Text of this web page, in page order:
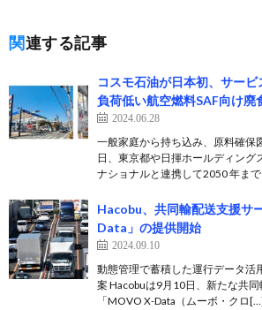
関連する記事
コスモ石油が日本初、サー
負荷低い航空燃料SAF向け廃
2024.06.28
一般家庭から持ち込み、原料確保
日、東京都や日揮ホールディング
ナショナルと連携して2050 年ま
Hacobu、共同輸配送支援サ
Data」の提供開始
2024.09.10
動態管理で蓄積した運行データ活
案 Hacobuは9月10日、新たな共
「MOVO X-Data（ムーボ・クロ